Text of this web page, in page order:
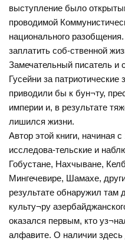
выступление было
проводимой
национального
заплатить соб-ственной
Замечательный писатель
Гусейни за
приводили бы к бун¬ту,
империи и, в результате
лишился жизни.
Автор этой книги, начиная
исследова-тельские и
Гобустане, Нахчыване,
Мингечевире, Шамахе,
результате обнаружил
культу¬ру
оказался первым, кто
алфавите. О наличии